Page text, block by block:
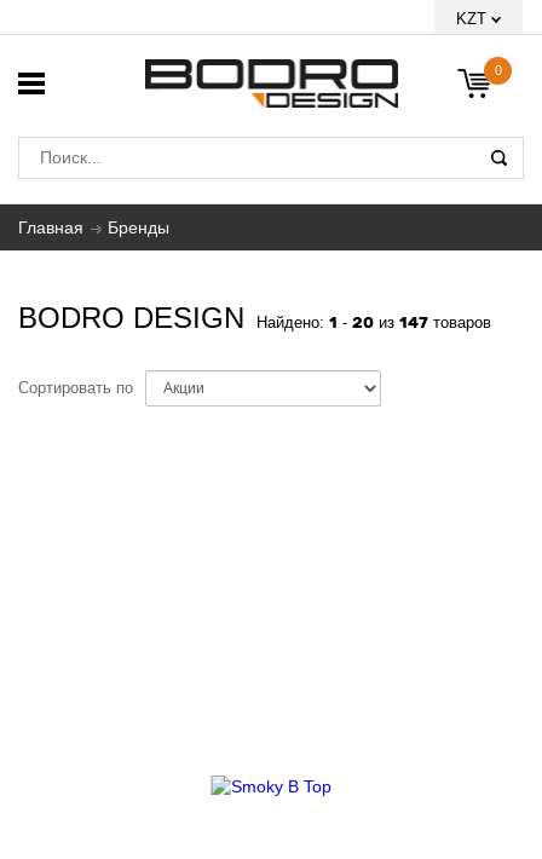
KZT
0
Главная Бренды
BODRO DESIGN Найдено: 1 - 20 из 147 товаров
Сортировать по